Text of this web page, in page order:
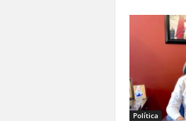
Política